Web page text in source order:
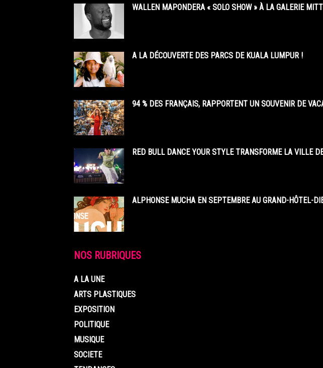
WALLEN MAPONDERA « SOLO SHOW » À LA GALERIE
A LA DÉCOUVERTE DES PARCS DE KUALA LUMPUR !
94 % DES FRANÇAIS, RAPPORTENT UN SOUVENIR DE
RED BULL DANCE YOUR STYLE TRANSFORME LA VILLE
ALPHONSE MUCHA EN SEPTEMBRE AU GRAND-HÔTEL-
NOS RUBRIQUES
A LA UNE
ARTS PLASTIQUES
EXPOSITION
POLITIQUE
MUSIQUE
SOCIETE